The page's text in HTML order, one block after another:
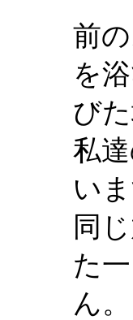
前
を
び
私
い
同
た
ん。